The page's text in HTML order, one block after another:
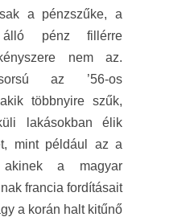
a pénzszűke, a
álló pénz fillérre
nem az.
az ’56-os
többnyire szűk,
lakásokban élik
mint például az a
a magyar
francia fordításait
a korán halt kitűnő